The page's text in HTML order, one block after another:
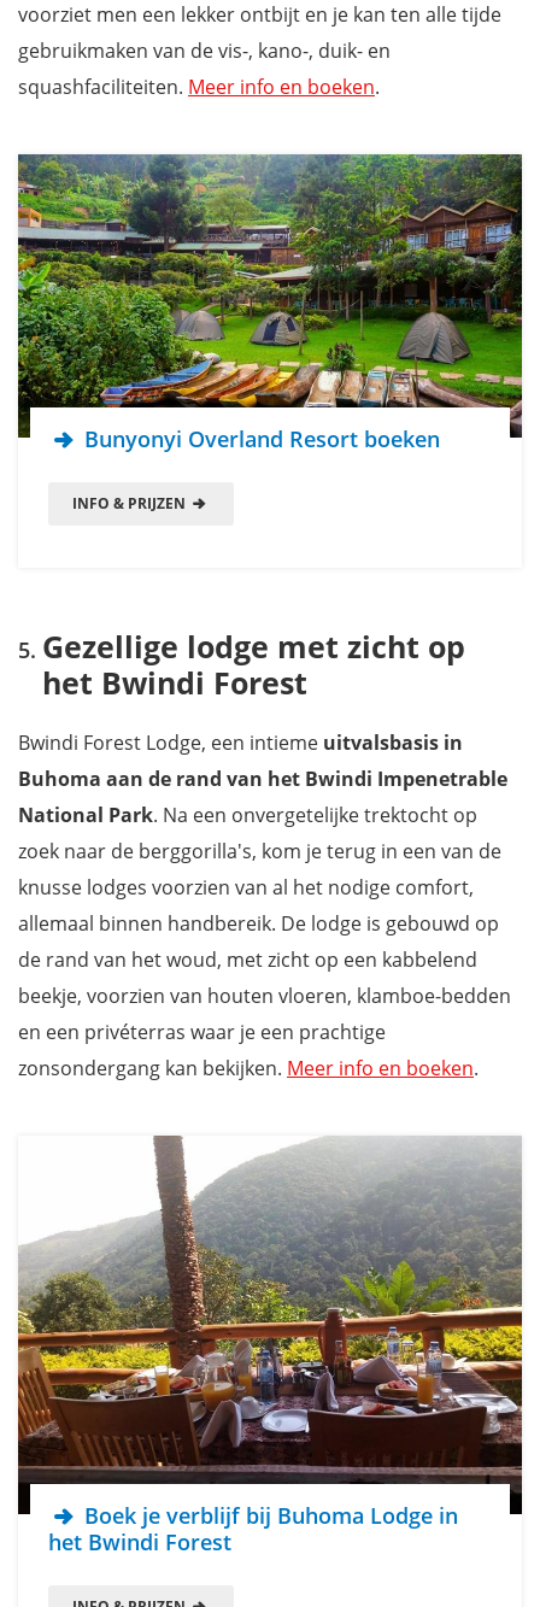
voorziet men een lekker ontbijt en je kan ten alle tijde
gebruikmaken van de vis-, kano-, duik- en
squashfaciliteiten. Meer info en boeken.
Bunyonyi Overland Resort boeken
INFO & PRIJZEN
Gezellige lodge met zicht op
het Bwindi Forest
Bwindi Forest Lodge, een intieme uitvalsbasis in
Buhoma aan de rand van het Bwindi Impenetrable
National Park. Na een onvergetelijke trektocht op
zoek naar de berggorilla's, kom je terug in een van de
knusse lodges voorzien van al het nodige comfort,
allemaal binnen handbereik. De lodge is gebouwd op
de rand van het woud, met zicht op een kabbelend
beekje, voorzien van houten vloeren, klamboe-bedden
en een privéterras waar je een prachtige
zonsondergang kan bekijken. Meer info en boeken.
Boek je verblijf bij Buhoma Lodge in
het Bwindi Forest